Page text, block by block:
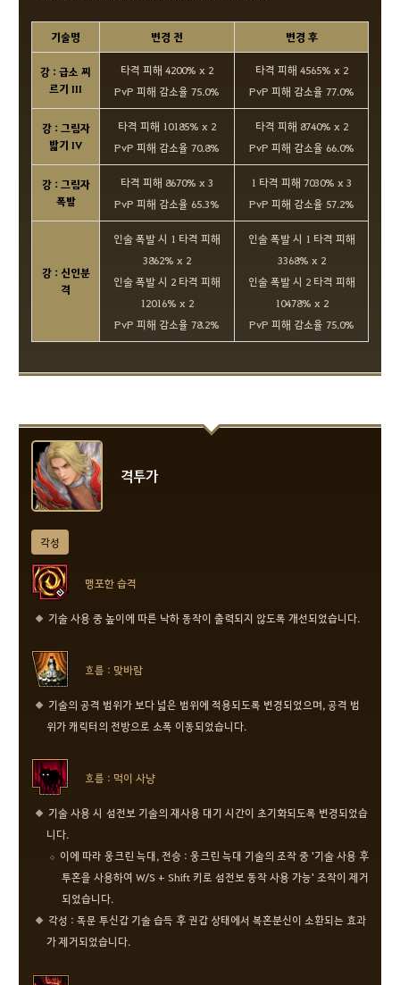
기술명 변경 전 변경 후
강 : 급소 찌
르기 III
타격 피해 4200% x 2
PvP 피해 감소율 75.0%
타격 피해 4565% x 2
PvP 피해 감소율 77.0%
강 : 그림자
밟기 IV
타격 피해 10185% x 2
PvP 피해 감소율 70.8%
타격 피해 8740% x 2
PvP 피해 감소율 66.0%
강 : 그림자
폭발
타격 피해 8670% x 3
PvP 피해 감소율 65.3%
1 타격 피해 7030% x 3
PvP 피해 감소율 57.2%
강 : 신인분
격
인술 폭발 시 1 타격 피해
3862% x 2
인술 폭발 시 2 타격 피해
12016% x 2
PvP 피해 감소율 78.2%
인술 폭발 시 1 타격 피해
3368% x 2
인술 폭발 시 2 타격 피해
10478% x 2
PvP 피해 감소율 75.0%
격투가
각성
맹포한 습격
기술 사용 중 높이에 따른 낙하 동작이 출력되지 않도록 개선되었습니다.
흐름 : 맞바람
기술의 공격 범위가 보다 넓은 범위에 적용되도록 변경되었으며, 공격 범
위가 캐릭터의 전방으로 소폭 이동되었습니다.
흐름 : 먹이 사냥
기술 사용 시 섬전보 기술의 재사용 대기 시간이 초기화되도록 변경되었습
니다.
이에 따라 웅크린 늑대, 전승 : 웅크린 늑대 기술의 조작 중 '기술 사용 후
투혼을 사용하여 W/S + Shift 키로 섬전보 동작 사용 가능' 조작이 제거
되었습니다.
각성 : 독문 투신갑 기술 습득 후 권갑 상태에서 복혼분신이 소환되는 효과
가 제거되었습니다.